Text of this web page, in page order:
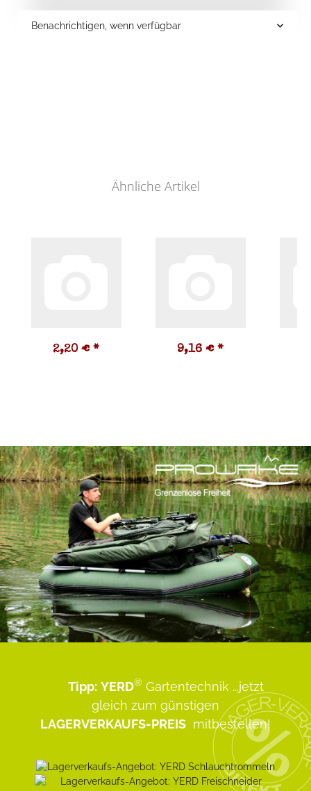
Benachrichtigen, wenn verfügbar
Ähnliche Artikel
2,20 € * 9,16 € *
Tipp: YERD® Gartentechnik ...jetzt
gleich zum günstigen
LAGERVERKAUFS-PREIS mitbestellen!